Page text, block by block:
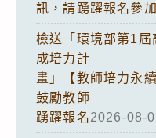
訊，請踴躍報名參加
檢送「環境部第1
成培力計
畫」【教師培力永
鼓勵教師
踴躍報名2026-08-